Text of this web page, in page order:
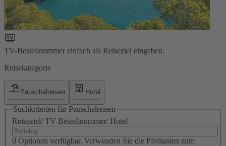
TV-Bestellnummer einfach als Reiseziel eingeben.
Reisekategorie
Pauschalreisen Hotel
Suchkriterien für Pauschalreisen
Reiseziel/ TV-Bestellnummer/ Hotel
0 Optionen verfügbar. Verwenden Sie die Pfeiltasten zum